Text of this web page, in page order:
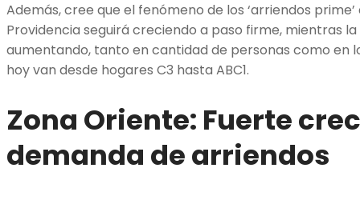
Además, cree que el fenómeno de los ‘arriendos
Providencia seguirá creciendo a paso firme, mientras
aumentando, tanto en cantidad de personas como en
hoy van desde hogares C3 hasta ABC1.
Zona Oriente: Fuerte
demanda de arriendos